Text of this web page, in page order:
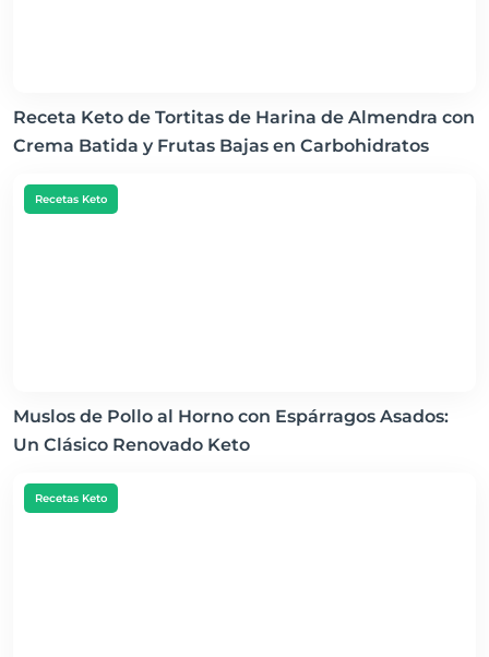
Receta Keto de Tortitas de Harina de Almendra con
Crema Batida y Frutas Bajas en Carbohidratos
Recetas Keto
Muslos de Pollo al Horno con Espárragos Asados:
Un Clásico Renovado Keto
Recetas Keto